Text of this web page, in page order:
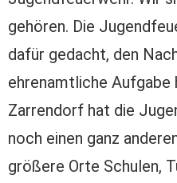
gehören. Die
dafür gedacht, den
ehrenamtliche Aufgabe
Zarrendorf hat die
noch einen ganz
größere Orte Schulen,